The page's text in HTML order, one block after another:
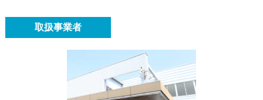
取扱事業者